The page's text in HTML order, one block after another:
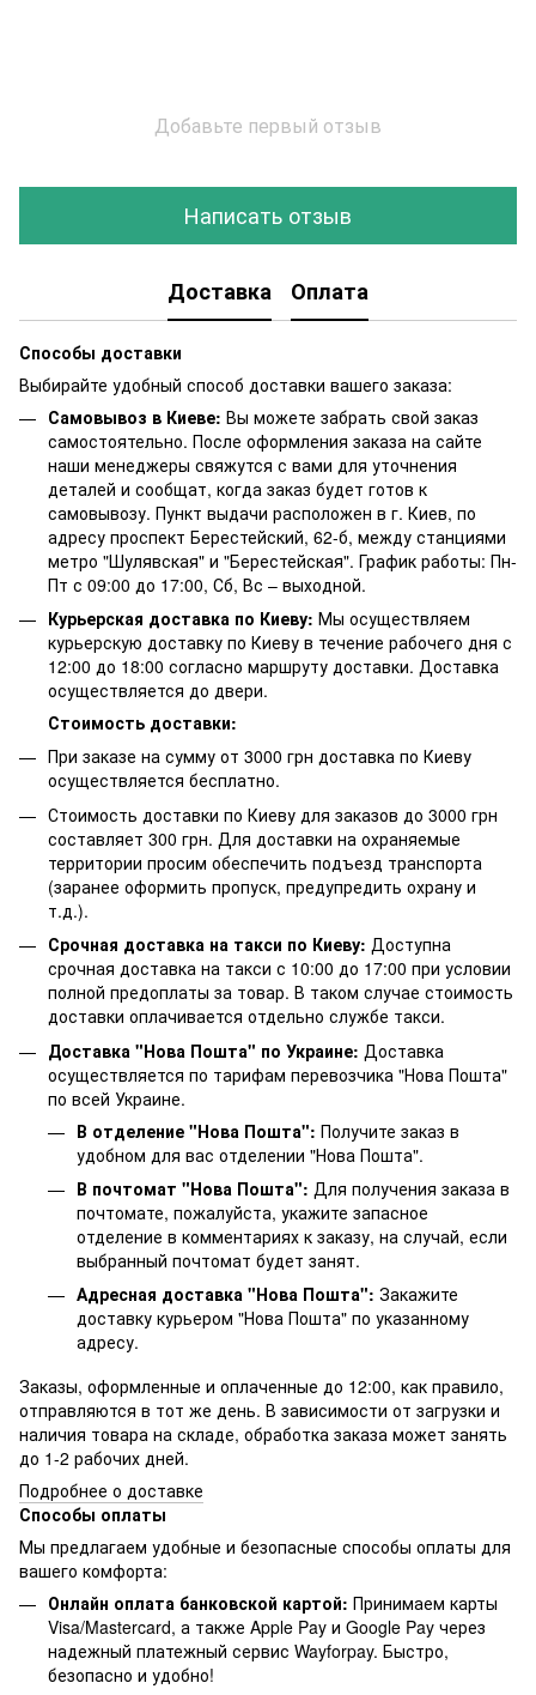
Добавьте первый отзыв
Написать отзыв
Доставка Оплата
Способы доставки
Выбирайте удобный способ доставки вашего заказа:
Самовывоз в Киеве: Вы можете забрать свой заказ
самостоятельно. После оформления заказа на сайте
наши менеджеры свяжутся с вами для уточнения
деталей и сообщат, когда заказ будет готов к
самовывозу. Пункт выдачи расположен в г. Киев, по
адресу проспект Берестейский, 62-б, между станциями
метро "Шулявская" и "Берестейская". График работы: Пн-
Пт с 09:00 до 17:00, Сб, Вс – выходной.
Курьерская доставка по Киеву: Мы осуществляем
курьерскую доставку по Киеву в течение рабочего дня с
12:00 до 18:00 согласно маршруту доставки. Доставка
осуществляется до двери.
Стоимость доставки:
При заказе на сумму от 3000 грн доставка по Киеву
осуществляется бесплатно.
Стоимость доставки по Киеву для заказов до 3000 грн
составляет 300 грн. Для доставки на охраняемые
территории просим обеспечить подъезд транспорта
(заранее оформить пропуск, предупредить охрану и
т.д.).
Срочная доставка на такси по Киеву: Доступна
срочная доставка на такси с 10:00 до 17:00 при условии
полной предоплаты за товар. В таком случае стоимость
доставки оплачивается отдельно службе такси.
Доставка "Нова Пошта" по Украине: Доставка
осуществляется по тарифам перевозчика "Нова Пошта"
по всей Украине.
В отделение "Нова Пошта": Получите заказ в
удобном для вас отделении "Нова Пошта".
В почтомат "Нова Пошта": Для получения заказа в
почтомате, пожалуйста, укажите запасное
отделение в комментариях к заказу, на случай, если
выбранный почтомат будет занят.
Адресная доставка "Нова Пошта": Закажите
доставку курьером "Нова Пошта" по указанному
адресу.
Заказы, оформленные и оплаченные до 12:00, как правило,
отправляются в тот же день. В зависимости от загрузки и
наличия товара на складе, обработка заказа может занять
до 1-2 рабочих дней.
Подробнее о доставке
Способы оплаты
Мы предлагаем удобные и безопасные способы оплаты для
вашего комфорта:
Онлайн оплата банковской картой: Принимаем карты
Visa/Mastercard, а также Apple Pay и Google Pay через
надежный платежный сервис Wayforpay. Быстро,
безопасно и удобно!